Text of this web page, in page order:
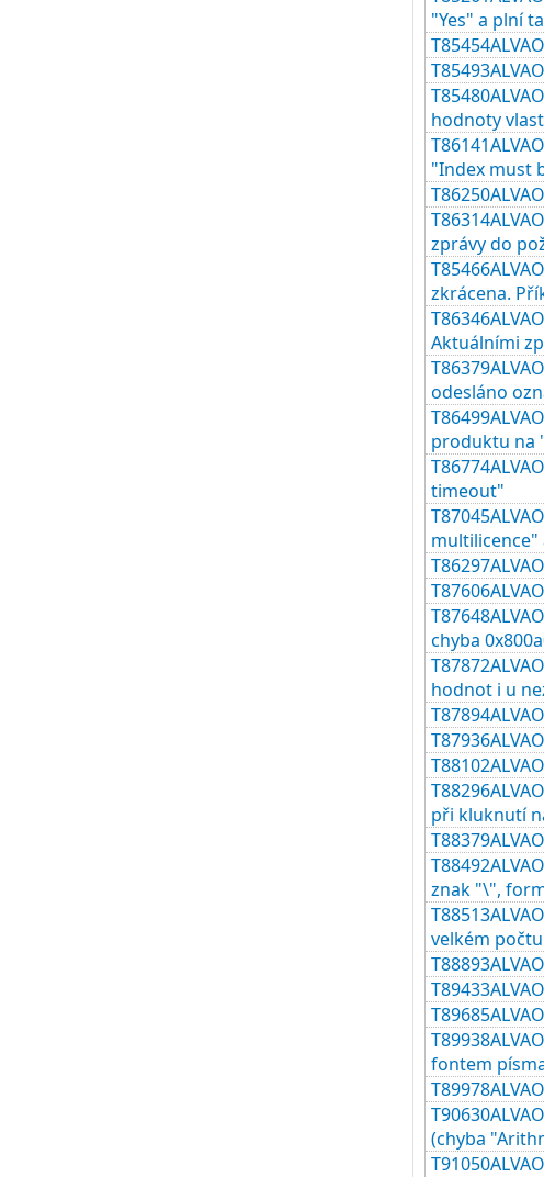
"Yes" a plní
hodnoty
"Index must
zprávy do
zkrácena.
Aktuálními
odesláno
produktu na
timeout"
multilicence"
chyba
hodnot i u
při kluknutí
znak "\",
velkém
fontem
(chyba